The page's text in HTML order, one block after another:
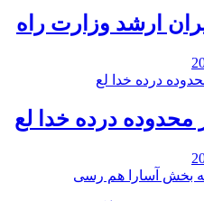
ارشد وزارت راه
درده خدا لع